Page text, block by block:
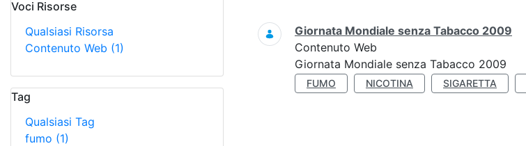
Voci Risorse
Qualsiasi Risorsa
Contenuto Web (1)
Tag
Qualsiasi Tag
fumo (1)
Ricerca
Giornata Mondiale senza Tabacco 2009
Contenuto Web
Giornata Mondiale senza Tabacco 2009
FUMO NICOTINA SIGARETTA